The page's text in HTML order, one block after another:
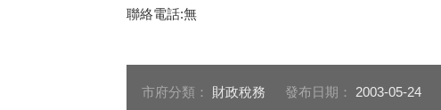
聯絡電話:無
市府分類： 財政稅務 發布日期： 2003-05-24